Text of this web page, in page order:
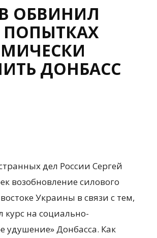
ОБВИНИЛ
ПОПЫТКАХ
ДОНБАСС
дел России Сергей
возобновление силового
Украины в связи с тем,
курс на социально-
удушение» Донбасса. Как